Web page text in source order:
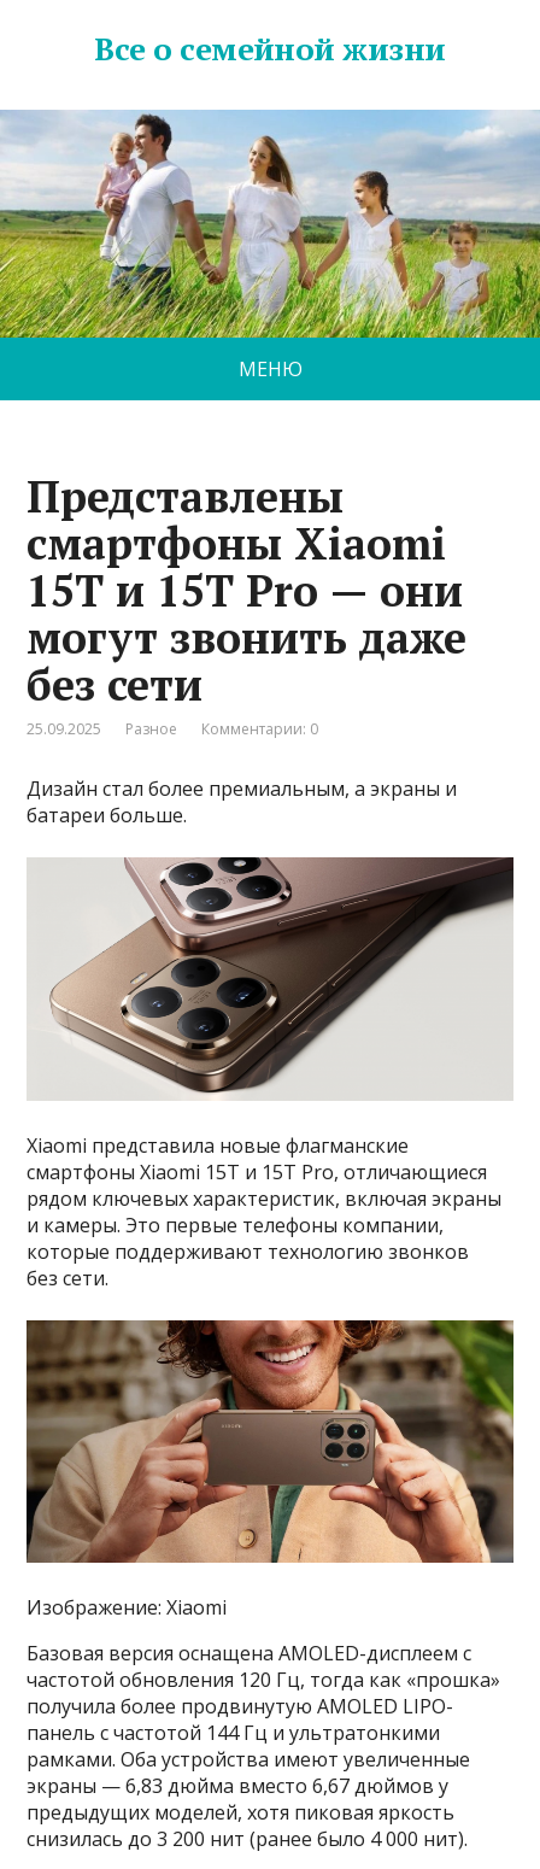
Все о семейной жизни
МЕНЮ
Представлены
смартфоны Xiaomi
15T и 15T Pro — они
могут звонить даже
без сети
25.09.2025 Разное Комментарии: 0
Дизайн стал более премиальным, а экраны и
батареи больше.
Xiaomi представила новые флагманские
смартфоны Xiaomi 15T и 15T Pro, отличающиеся
рядом ключевых характеристик, включая экраны
и камеры. Это первые телефоны компании,
которые поддерживают технологию звонков
без сети.
Изображение: Xiaomi
Базовая версия оснащена AMOLED-дисплеем с
частотой обновления 120 Гц, тогда как «прошка»
получила более продвинутую AMOLED LIPO-
панель с частотой 144 Гц и ультратонкими
рамками. Оба устройства имеют увеличенные
экраны — 6,83 дюйма вместо 6,67 дюймов у
предыдущих моделей, хотя пиковая яркость
снизилась до 3 200 нит (ранее было 4 000 нит).